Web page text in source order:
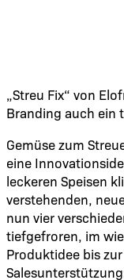
„Streu Fix“ von
Branding auch ein
Gemüse zum
eine
leckeren Speisen
verstehenden,
nun vier
tiefgefroren, im
Produktidee bis